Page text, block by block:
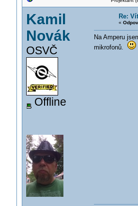
Kamil
Novák
OSVČ
Offline
Re:
«
Na Amperu
mikrofonů.